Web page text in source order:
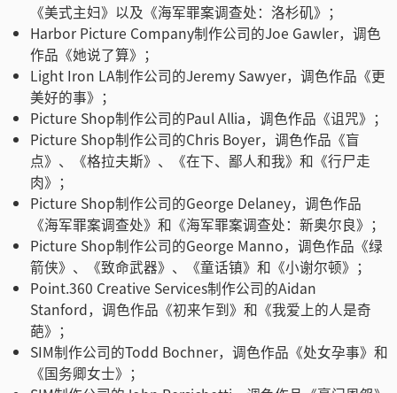
《美式主妇》以及《海军罪案调查处：洛杉矶》；
Harbor Picture Company制作公司的Joe Gawler，调色
作品《她说了算》；
Light Iron LA制作公司的Jeremy Sawyer，调色作品《更
美好的事》；
Picture Shop制作公司的Paul Allia，调色作品《诅咒》；
Picture Shop制作公司的Chris Boyer，调色作品《盲
点》、《格拉夫斯》、《在下、鄙人和我》和《行尸走
肉》；
Picture Shop制作公司的George Delaney，调色作品
《海军罪案调查处》和《海军罪案调查处：新奥尔良》；
Picture Shop制作公司的George Manno，调色作品《绿
箭侠》、《致命武器》、《童话镇》和《小谢尔顿》；
Point.360 Creative Services制作公司的Aidan
Stanford，调色作品《初来乍到》和《我爱上的人是奇
葩》；
SIM制作公司的Todd Bochner，调色作品《处女孕事》和
《国务卿女士》；